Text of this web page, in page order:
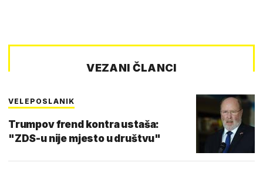
VEZANI ČLANCI
VELEPOSLANIK
Trumpov frend kontra ustaša:
"ZDS-u nije mjesto u društvu"